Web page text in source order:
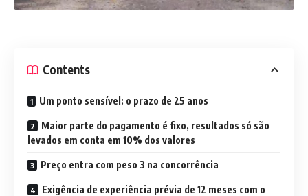
Contents
Um ponto sensível: o prazo de 25 anos
Maior parte do pagamento é fixo, resultados só são
levados em conta em 10% dos valores
Preço entra com peso 3 na concorrência
Exigência de experiência prévia de 12 meses com o